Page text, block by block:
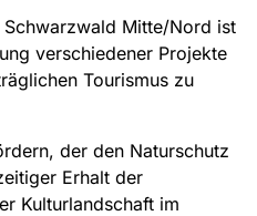
Mitte/Nord ist
verschiedener Projekte
Tourismus zu
der den Naturschutz
Erhalt der
Kulturlandschaft im